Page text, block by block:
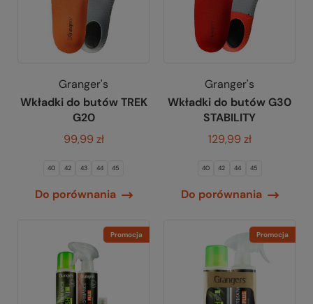
Granger's
Wkładki do butów TREK
G20
99,99 zł
40 42 43 44 45
Do porównania
Granger's
Wkładki do butów G30
STABILITY
129,99 zł
40 42 44 45
Do porównania
Promocja Promocja